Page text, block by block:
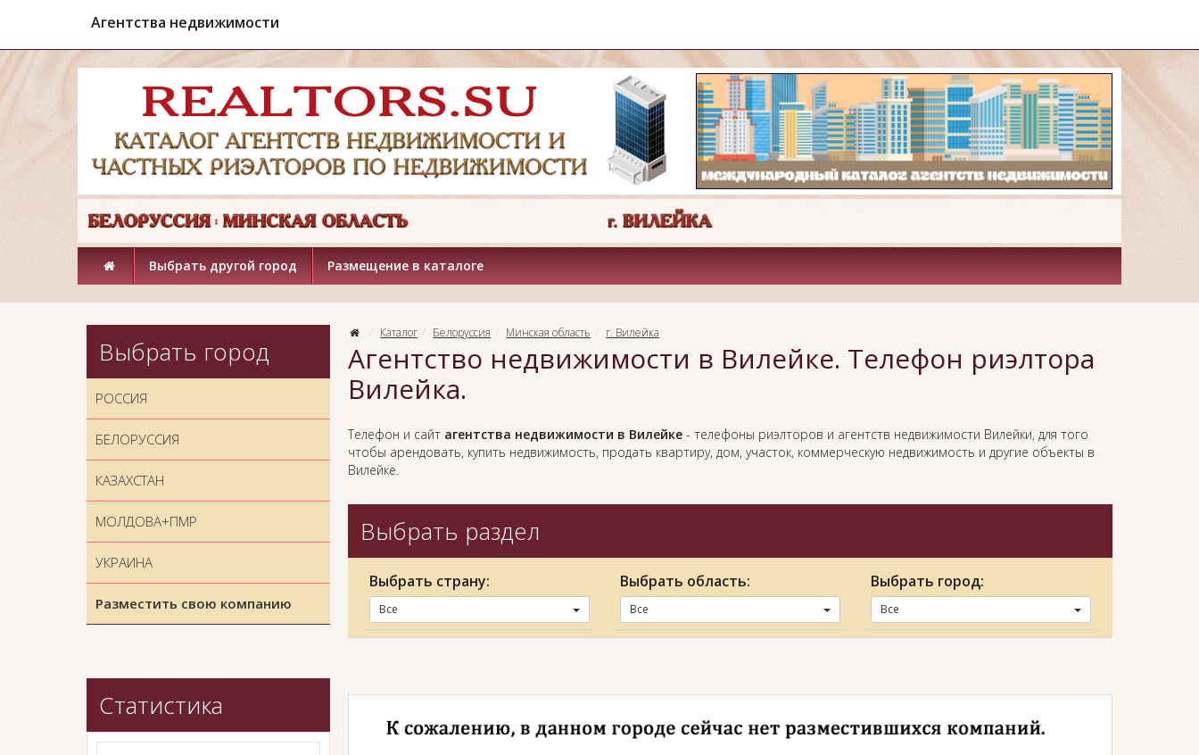
Агентства недвижимости
Выбрать другой город Размещение в каталоге
Каталог Белоруссия Минская область г. Вилейка
Агентство недвижимости в Вилейке. Телефон риэлтора
Вилейка.
Телефон и сайт агентства недвижимости в Вилейке- телефоны риэлторов и агентств недвижимости Вилейки, для того
чтобы арендовать, купить недвижимость, продать квартиру, дом, участок, коммерческую недвижимость и другие объекты в
Вилейке.
Выбрать раздел
Выбрать страну:
Все
Выбрать область:
Все
Выбрать город:
Все
Выбрать город
РОССИЯ
БЕЛОРУССИЯ
КАЗАХСТАН
МОЛДОВА+ПМР
УКРАИНА
Разместить свою компанию
Статистика